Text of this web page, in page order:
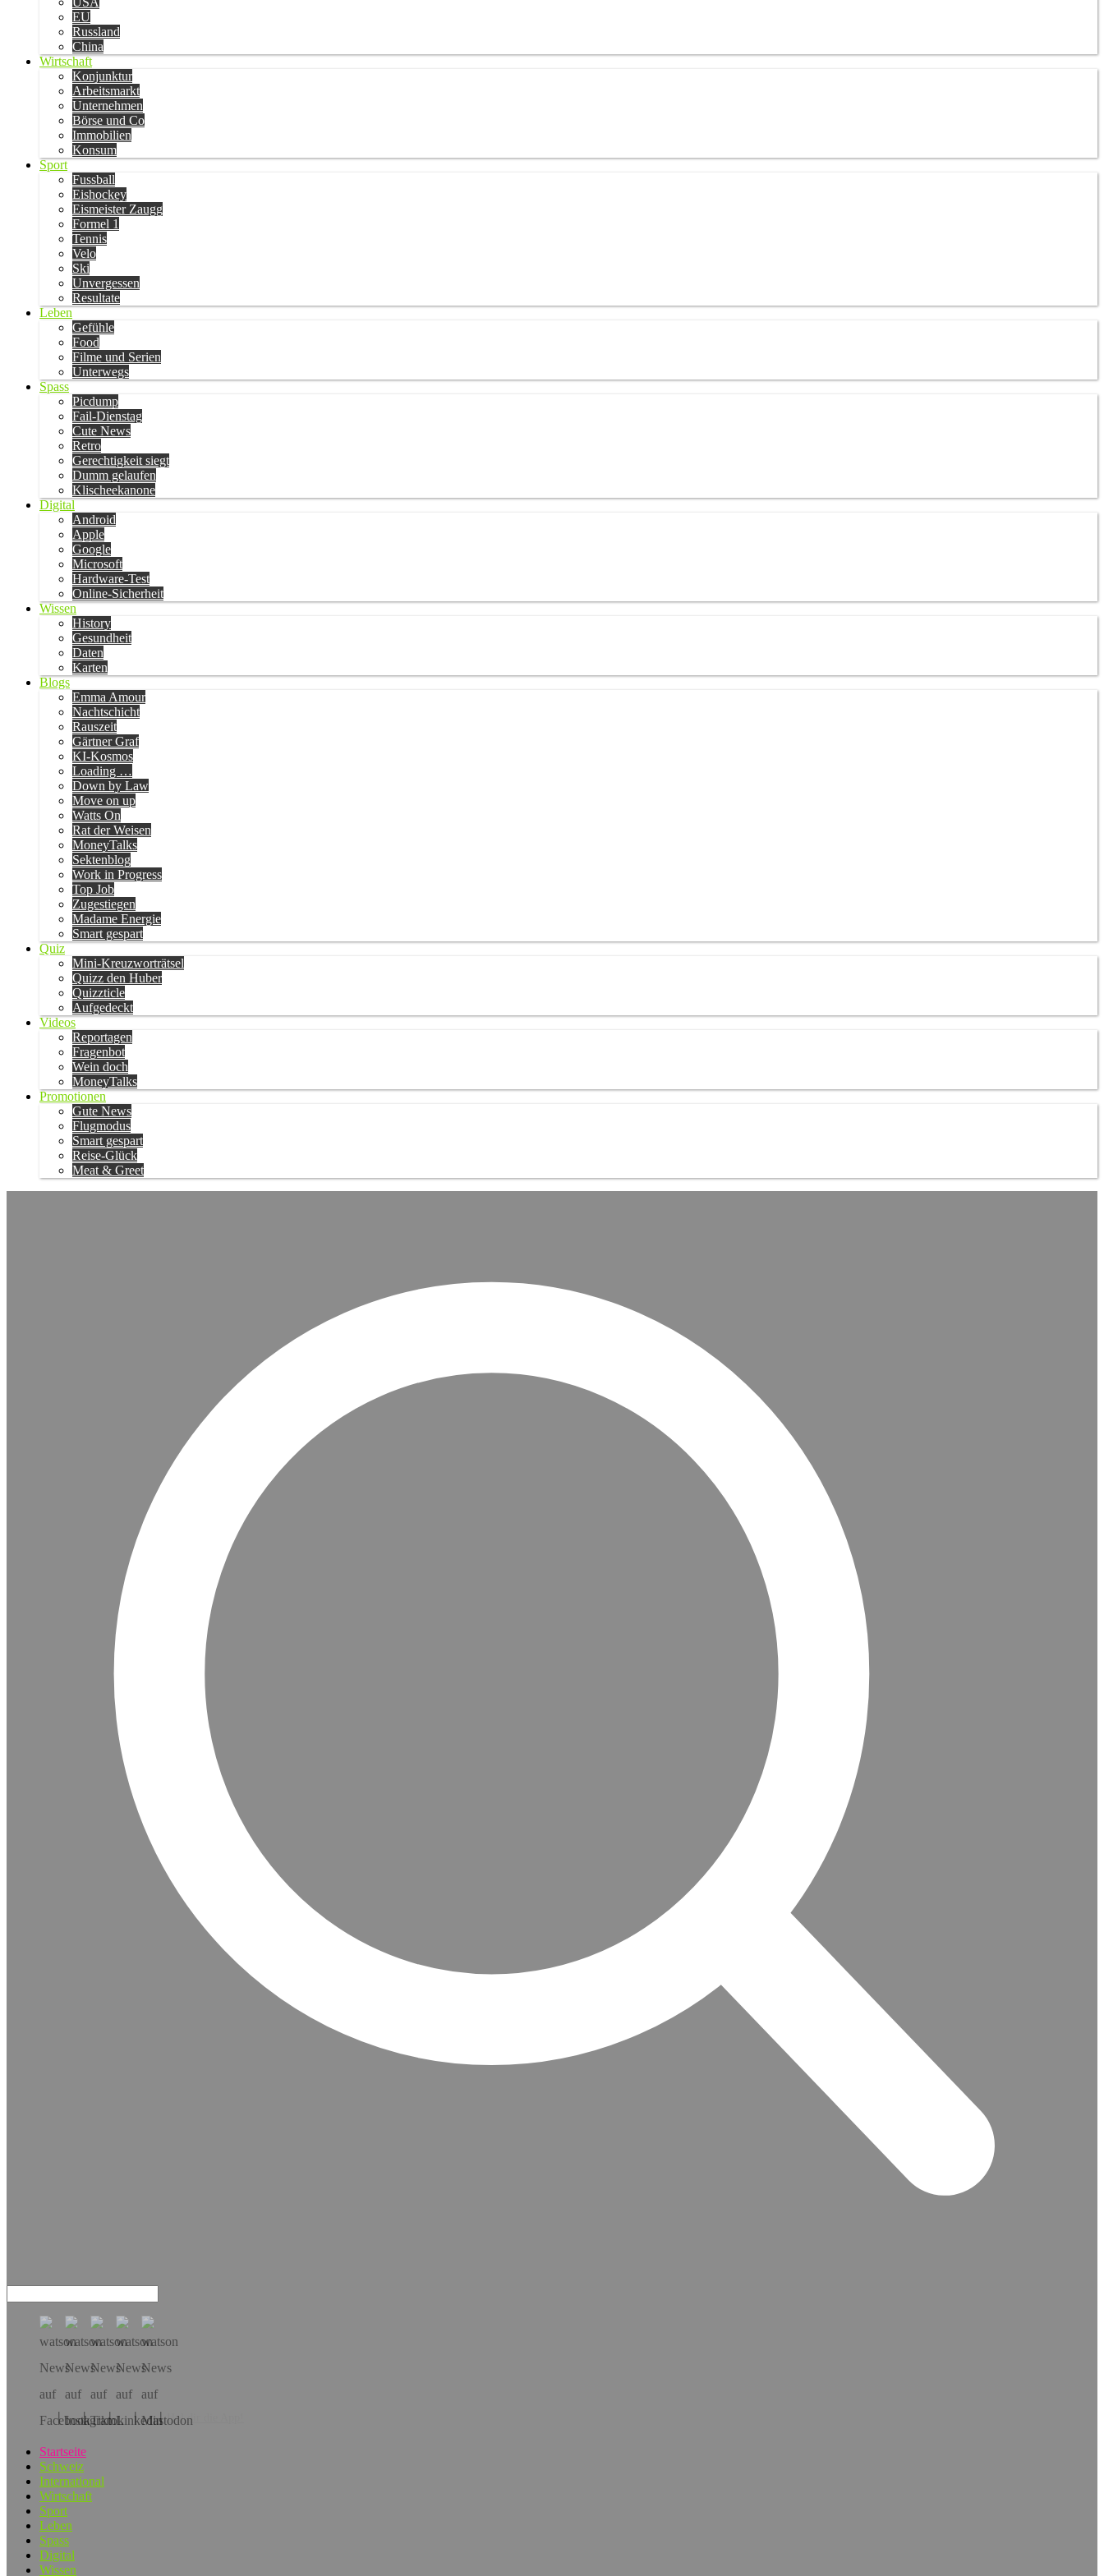
EU
Russland
China
Wirtschaft
Konjunktur
Arbeitsmarkt
Unternehmen
Börse und Co
Immobilien
Konsum
Sport
Fussball
Eishockey
Eismeister Zaugg
Formel 1
Tennis
Velo
Ski
Unvergessen
Resultate
Leben
Gefühle
Food
Filme und Serien
Unterwegs
Spass
Picdump
Fail-Dienstag
Cute News
Retro
Gerechtigkeit siegt
Dumm gelaufen
Klischeekanone
Digital
Android
Apple
Google
Microsoft
Hardware-Test
Online-Sicherheit
Wissen
History
Gesundheit
Daten
Karten
Blogs
Emma Amour
Nachtschicht
Rauszeit
Gärtner Graf
KI-Kosmos
Loading …
Down by Law
Move on up
Watts On
Rat der Weisen
MoneyTalks
Sektenblog
Work in Progress
Top Job
Zugestiegen
Madame Energie
Smart gespart
Quiz
Mini-Kreuzworträtsel
Quizz den Huber
Quizzticle
Aufgedeckt
Videos
Reportagen
Fragenbot
Wein doch
MoneyTalks
Promotionen
Gute News
Flugmodus
Smart gespart
Reise-Glück
Meat & Greet
Hol dir die App!
Startseite
Schweiz
International
Wirtschaft
Sport
Leben
Spass
Digital
Wissen